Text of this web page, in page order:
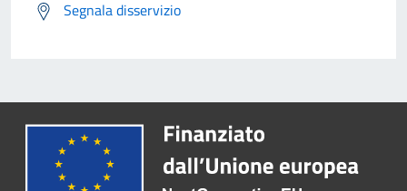
Segnala disservizio